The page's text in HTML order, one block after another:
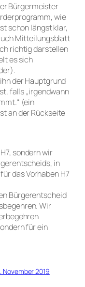
Bürgermeister
wie
schon längst klar,
Mitteilungsblatt
richtig darstellen
es sich
der Hauptgrund
falls „irgendwann
(ein
an der Rückseite
sondern wir
in
das Vorhaben H7
Bürgerentscheid
Wir
für ein
November 2019